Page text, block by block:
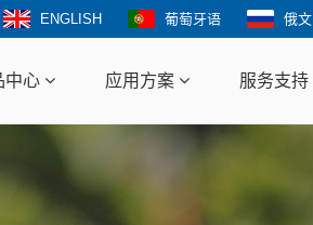
ENGLISH 葡萄牙语 俄文
中心 应用方案 服务支持